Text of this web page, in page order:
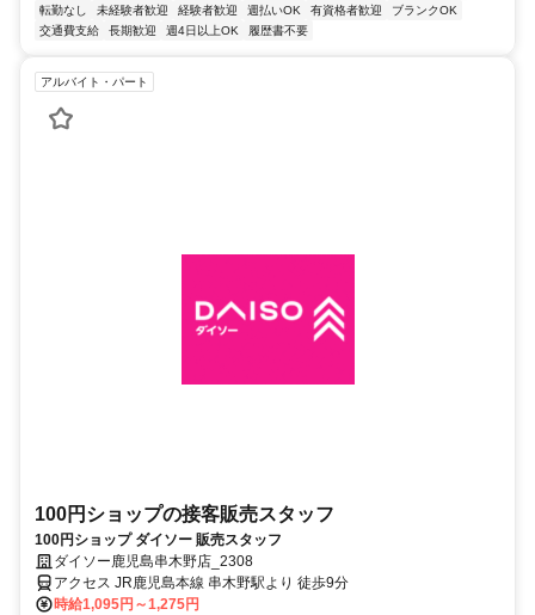
転勤なし
未経験者歓迎 経験者歓迎 週払いOK 有資格者歓迎
ブランクOK
交通費支給
長期歓迎 週4日以上OK 履歴書不要
アルバイト・パート
100円ショップの接客販売スタッフ
100円ショップ ダイソー 販売スタッフ
ダイソー鹿児島串木野店_2308
アクセス JR鹿児島本線 串木野駅より 徒歩9分
時給1,095円～1,275円